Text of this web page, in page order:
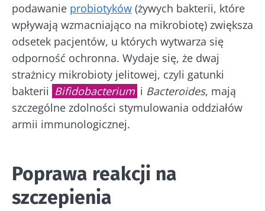
podawanie probiotyków (żywych bakterii, które
wpływają wzmacniająco na mikrobiotę) zwiększa
odsetek pacjentów, u których wytwarza się
odporność ochronna. Wydaje się, że dwaj
strażnicy mikrobioty jelitowej, czyli gatunki
bakterii Bifidobacterium i Bacteroides, mają
szczególne zdolności stymulowania oddziałów
armii immunologicznej.
Poprawa reakcji na
szczepienia
Nie odchodź tak
szybko!
miesiącu odbieraj „The Essential”, aby być na
bieżąco z najnowszymi informacjami o
mikrobiocie